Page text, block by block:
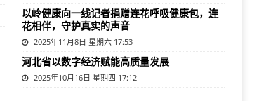
以岭健康向一线记者捐赠连花呼吸健康包，连
花相伴，守护真实的声音
2025年11月8日 星期六 17:53
河北省以数字经济赋能高质量发展
2025年10月16日 星期四 17:12